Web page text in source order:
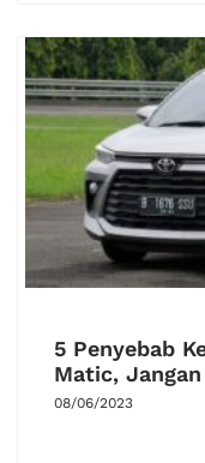
5 Penyebab
Matic,
08/06/2023